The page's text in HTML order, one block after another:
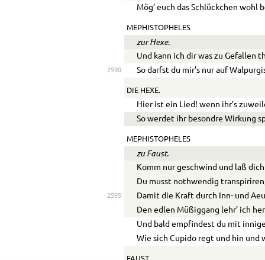
Mög’ euch das Schlückchen wohl
MEPHISTOPHELES
zur Hexe.
Und kann ich dir was zu Gefallen
2590 So darfst du mir’s nur auf
DIE HEXE.
Hier ist ein Lied! wenn ihr’s
So werdet ihr besondre Wirkung
MEPHISTOPHELES
zu Faust.
Komm nur geschwind und laß
Du musst nothwendig
2595
Damit die Kraft durch Inn- und
Den edlen Müßiggang lehr’ ich
Und bald empfindest du mit
Wie sich Cupido regt und hin und
FAUST.